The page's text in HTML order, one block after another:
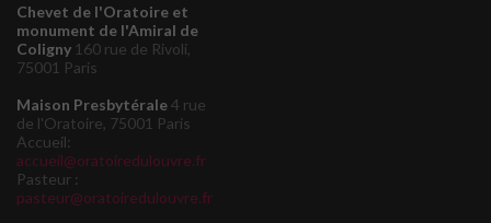
Chevet de l'Oratoire et
monument de l'Amiral de
Coligny 160 rue de Rivoli,
75001 Paris
Maison Presbytérale4 rue
de l'Oratoire, 75001 Paris
Accueil:
accueil@oratoiredulouvre.fr
Pasteur :
pasteur@oratoiredulouvre.fr